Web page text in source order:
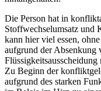
Die Person hat in
Stoffwechselumsatz und
kann hier viel essen,
aufgrund der Absenkung
Zu Beginn der
aufgrund des starken